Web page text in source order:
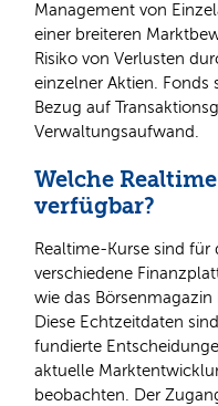
Management von
einer breiteren
Risiko von Verlusten
einzelner Aktien.
Bezug auf
Verwaltungsaufwand.
Welche
verfügbar?
Realtime-Kurse sind für
verschiedene
wie das Börsenmagazin
Diese Echtzeitdaten
fundierte
aktuelle
beobachten. Der